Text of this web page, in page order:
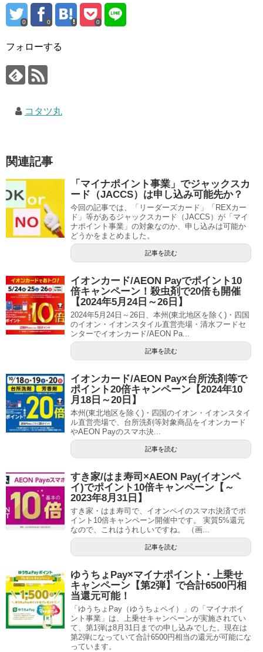
0 0 0
フォローする
コタツ丸
関連記事
「マイナポイント事業」でジャックスカ
ード（JACCS）は申し込み可能先か？
今回の記事では、「リーダーズカード」「REXカー
ド」等があるジャックスカード（JACCS）が「マイ
ナポイント事業」の対象なのか、申し込みは可能か
どうかをまとめました。
記事を読む
イオンカード/AEON Payでポイント10
倍キャンペーン！殺虫剤で20倍も開催
【2024年5月24日～26日】
2024年5月24日～26日、本州(東北地区を除く)・四国
のイオン・イオンスタイル直営売場・清水フードセ
ンターでイオンカード/AEON Pa...
記事を読む
イオンカード/AEON Pay×台所洗剤等で
ポイント20倍キャンペーン【2024年10
月18日～20日】
本州(東北地区を除く)・四国のイオン・イオンスタイ
ル直営売場で、台所洗剤等対象商品をイオンカード
やAEON Payのスマホ決...
記事を読む
すき家/はま寿司×AEON Pay(イオンペ
イ)でポイント10倍キャンペーン【～
2023年8月31日】
すき家・はま寿司で、イオンペイのスマホ決済でポ
イント10倍キャンペーン開催中です。 実質5%還元
なので、これはうれしいですね。 （画...
記事を読む
ゆうちょPay×マイナポイント・上乗せ
キャンペーン【第2弾】で合計6500円相
当還元可能！
「ゆうちょPay（ゆうちょペイ）」の「マイナポイ
ント事業」は、上乗せキャンペーンが実施されてい
て、第1弾は8月31日までの申し込みでした。現在は
第2弾になっていて合計6500円相当の還元が可能にな
っています。